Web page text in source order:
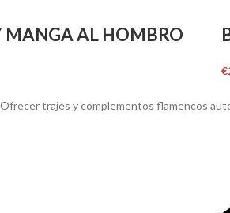
MANGA AL HOMBRO
€
Ofrecer trajes y complementos flamencos